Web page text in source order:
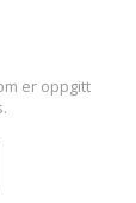
er oppgitt